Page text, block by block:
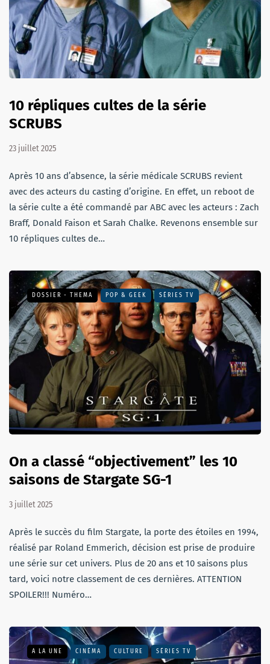
10 répliques cultes de la série
SCRUBS
23 juillet 2025
Après 10 ans d’absence, la série médicale SCRUBS revient
avec des acteurs du casting d’origine. En effet, un reboot de
la série culte a été commandé par ABC avec les acteurs : Zach
Braff, Donald Faison et Sarah Chalke. Revenons ensemble sur
10 répliques cultes de…
DOSSIER - THEMA POP & GEEK SÉRIES TV
On a classé “objectivement” les 10
saisons de Stargate SG-1
3 juillet 2025
Après le succès du film Stargate, la porte des étoiles en 1994,
réalisé par Roland Emmerich, décision est prise de produire
une série sur cet univers. Plus de 20 ans et 10 saisons plus
tard, voici notre classement de ces dernières. ATTENTION
SPOILER!!! Numéro…
A LA UNE CINÉMA CULTURE SÉRIES TV